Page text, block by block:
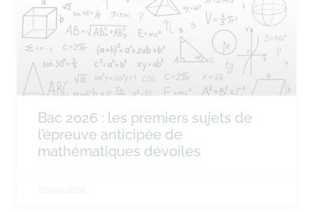
Bac 2026 : les premiers sujets de
l’épreuve anticipée de
mathématiques dévoilés